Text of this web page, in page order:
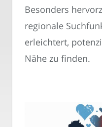
Besonders
regionale
erleichtert,
Nähe zu finden.